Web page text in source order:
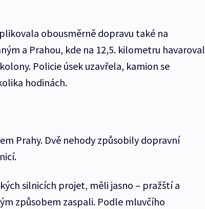
obousměrně dopravu také na
a Prahou, kde na 12,5. kilometru havaroval
Policie úsek uzavřela, kamion se
hodinách.
Prahy. Dvě nehody způsobily dopravní
silnicích projet, měli jasno – pražští a
způsobem zaspali. Podle mluvčího